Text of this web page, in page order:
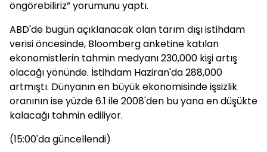
öngörebiliriz” yorumunu yaptı.
ABD'de bugün açıklanacak olan tarım dışı istihdam
verisi öncesinde, Bloomberg anketine katılan
ekonomistlerin tahmin medyanı 230,000 kişi artış
olacağı yönünde. İstihdam Haziran'da 288,000
artmıştı. Dünyanın en büyük ekonomisinde işsizlik
oranının ise yüzde 6.1 ile 2008'den bu yana en düşükte
kalacağı tahmin ediliyor.
(15:00'da güncellendi)